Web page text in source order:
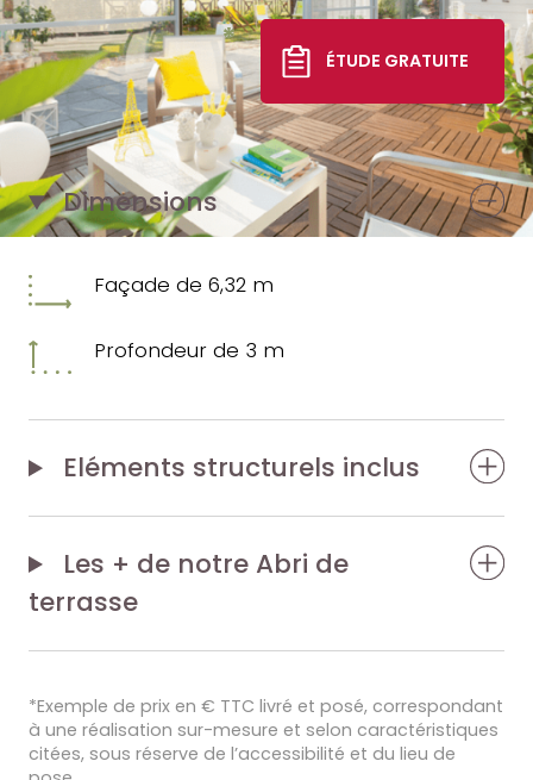
15 560 €*
TTC livré, posé
ÉTUDE GRATUITE
Dimensions
Façade de 6,32 m
Profondeur de 3 m
Eléments structurels inclus
Les + de notre Abri de
terrasse
*Exemple de prix en € TTC livré et posé, correspondant
à une réalisation sur-mesure et selon caractéristiques
citées, sous réserve de l’accessibilité et du lieu de